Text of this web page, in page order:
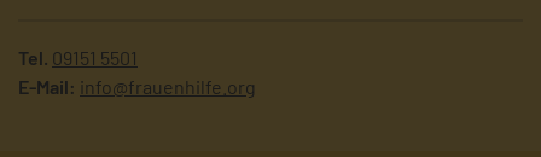
Tel. 09151 5501
E-Mail: info@frauenhilfe.org